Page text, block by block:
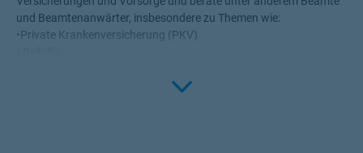
und Beamtenanwärter, insbesondere zu Themen wie:
•Private Krankenversicherung (PKV)
Click to